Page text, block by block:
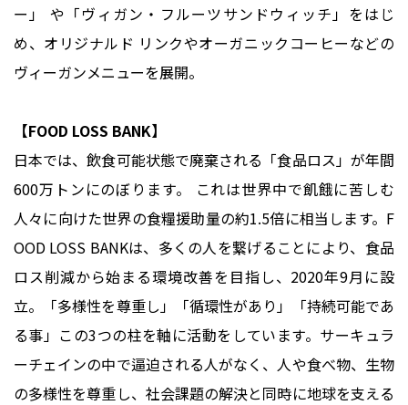
ー」 や「ヴィガン・フルーツサンドウィッチ」をはじ
め、オリジナルド リンクやオーガニックコーヒーなどの
ヴィーガンメニューを展開。
【FOOD LOSS BANK】
日本では、飲食可能状態で廃棄される「食品ロス」が年間
600万トンにのぼります。 これは世界中で飢餓に苦しむ
人々に向けた世界の食糧援助量の約1.5倍に相当します。F
OOD LOSS BANKは、多くの人を繋げることにより、食品
ロス削減から始まる環境改善を目指し、2020年9月に設
立。「多様性を尊重し」「循環性があり」「持続可能であ
る事」この3つの柱を軸に活動をしています。サーキュラ
ーチェインの中で逼迫される人がなく、人や食べ物、生物
の多様性を尊重し、社会課題の解決と同時に地球を支える